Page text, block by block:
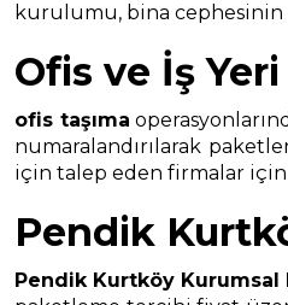
kurulumu, bina cephesinin
Ofis ve İş Yeri
ofis taşıma
numaralandırılarak
için talep eden firmalar için
Pendik
Pendik Kurtköy Kurumsal